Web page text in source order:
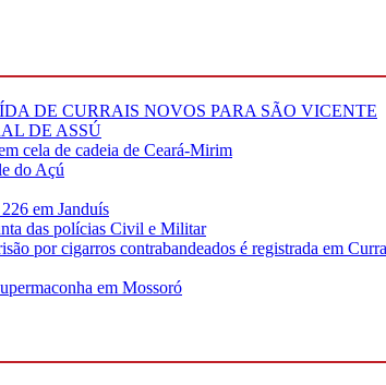
DE CURRAIS NOVOS PARA SÃO VICENTE
DE ASSÚ
cela de cadeia de Ceará-Mirim
do Açú
em Janduís
das polícias Civil e Militar
por cigarros contrabandeados é registrada em
em Mossoró